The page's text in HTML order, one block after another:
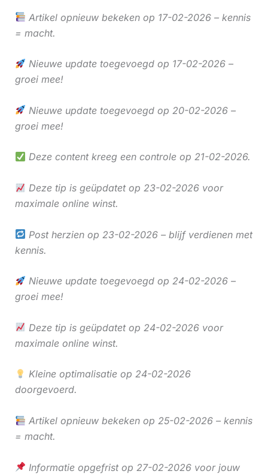
Artikel opnieuw bekeken op 17-02-2026 – kennis
= macht.
Nieuwe update toegevoegd op 17-02-2026 –
groei mee!
Nieuwe update toegevoegd op 20-02-2026 –
groei mee!
Deze content kreeg een controle op 21-02-2026.
Deze tip is geüpdatet op 23-02-2026 voor
maximale online winst.
Post herzien op 23-02-2026 – blijf verdienen met
kennis.
Nieuwe update toegevoegd op 24-02-2026 –
groei mee!
Deze tip is geüpdatet op 24-02-2026 voor
maximale online winst.
Kleine optimalisatie op 24-02-2026
doorgevoerd.
Artikel opnieuw bekeken op 25-02-2026 – kennis
= macht.
Informatie opgefrist op 27-02-2026 voor jouw